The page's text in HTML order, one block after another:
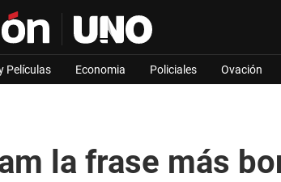
Películas Economia Policiales Ovación
la frase más